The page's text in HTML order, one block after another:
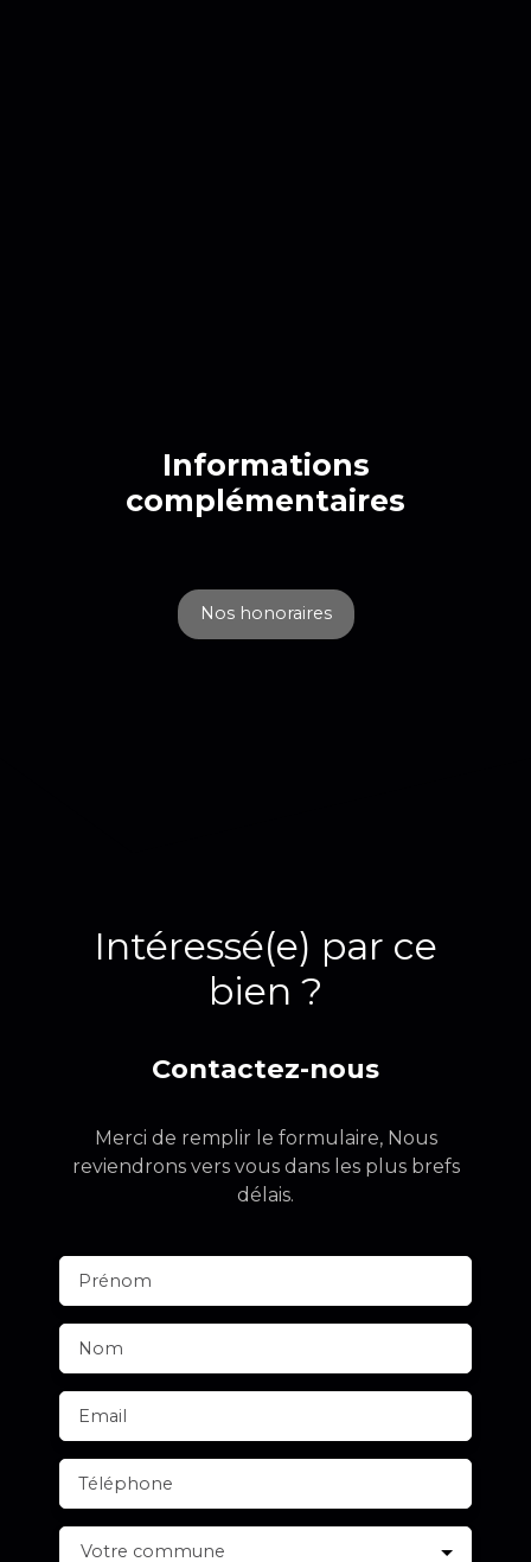
Informations
complémentaires
Nos honoraires
Intéressé(e) par ce
bien ?
Contactez-nous
Merci de remplir le formulaire, Nous
reviendrons vers vous dans les plus brefs
délais.
Prénom
Nom
Email
Téléphone
Votre commune